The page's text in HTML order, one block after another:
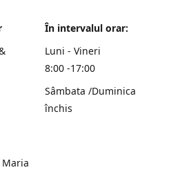
În intervalul orar:
Luni - Vineri
8:00 -17:00
Sâmbata /Duminica
închis
Maria